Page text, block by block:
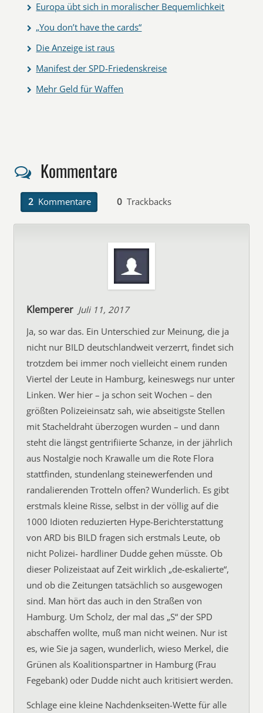
Europa übt sich in moralischer Bequemlichkeit
„You don’t have the cards“
Die Anzeige ist raus
Manifest der SPD-Friedenskreise
Mehr Geld für Waffen
Kommentare
2 Kommentare 0 Trackbacks
Klemperer Juli 11, 2017
Ja, so war das. Ein Unterschied zur Meinung, die ja
nicht nur BILD deutschlandweit verzerrt, findet sich
trotzdem bei immer noch vielleicht einem runden
Viertel der Leute in Hamburg, keineswegs nur unter
Linken. Wer hier – ja schon seit Wochen – den
größten Polizeieinsatz sah, wie abseitigste Stellen
mit Stacheldraht überzogen wurden – und dann
steht die längst gentrifiierte Schanze, in der jährlich
aus Nostalgie noch Krawalle um die Rote Flora
stattfinden, stundenlang steinewerfenden und
randalierenden Trotteln offen? Wunderlich. Es gibt
erstmals kleine Risse, selbst in der völlig auf die
1000 Idioten reduzierten Hype-Berichterstattung
von ARD bis BILD fragen sich erstmals Leute, ob
nicht Polizei- hardliner Dudde gehen müsste. Ob
dieser Polizeistaat auf Zeit wirklich „de-eskalierte“,
und ob die Zeitungen tatsächlich so ausgewogen
sind. Man hört das auch in den Straßen von
Hamburg. Um Scholz, der mal das „S“ der SPD
abschaffen wollte, muß man nicht weinen. Nur ist
es, wie Sie ja sagen, wunderlich, wieso Merkel, die
Grünen als Koalitionspartner in Hamburg (Frau
Fegebank) oder Dudde nicht auch kritisiert werden.
Schlage eine kleine Nachdenkseiten-Wette für alle